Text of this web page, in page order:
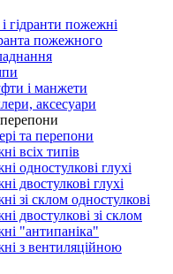
гідранти пожежні
пожежного
і манжети
аксесуари
та перепони
всіх типів
одностулкові глухі
двостулкові глухі
зі склом одностулкові
двостулкові зі склом
"антипаніка"
з вентиляційною